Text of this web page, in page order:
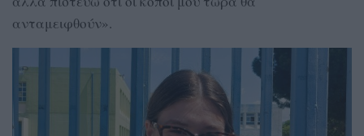
ανταμειφθούν».